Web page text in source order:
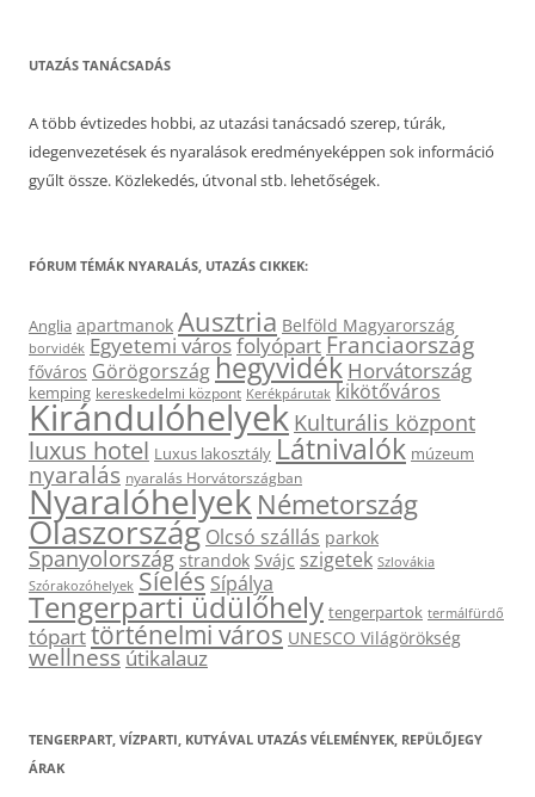
UTAZÁS TANÁCSADÁS
A több évtizedes hobbi, az utazási tanácsadó szerep, túrák,
idegenvezetések és nyaralások eredményeképpen sok információ
gyűlt össze. Közlekedés, útvonal stb. lehetőségek.
FÓRUM TÉMÁK NYARALÁS, UTAZÁS CIKKEK:
Anglia apartmanok Ausztria Belföld Magyarország
borvidék Egyetemi városfolyópartFranciaország
főváros Görögországhegyvidék Horvátország
kemping kereskedelmi központ Kerékpárutak kikötőváros
Kirándulóhelyek Kulturális központ
luxus hotel Luxus lakosztály Látnivalók múzeum
nyaralás nyaralás Horvátországban
Nyaralóhelyek Németország
Olaszország Olcsó szállás parkok
Spanyolország strandok Svájc szigetek Szlovákia
Szórakozóhelyek Síelés Sípálya
Tengerparti üdülőhely tengerpartok termálfürdő
tóparttörténelmi város UNESCO Világörökség
wellnessútikalauz
TENGERPART, VÍZPARTI, KUTYÁVAL UTAZÁS VÉLEMÉNYEK, REPÜLŐJEGY
ÁRAK